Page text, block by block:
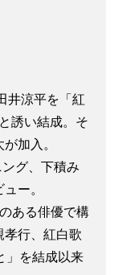
井涼平を「紅
誘い結成。そ
加入。
グ、下積み
ー。
ある俳優で構
孝行、紅白歌
」を結成以来